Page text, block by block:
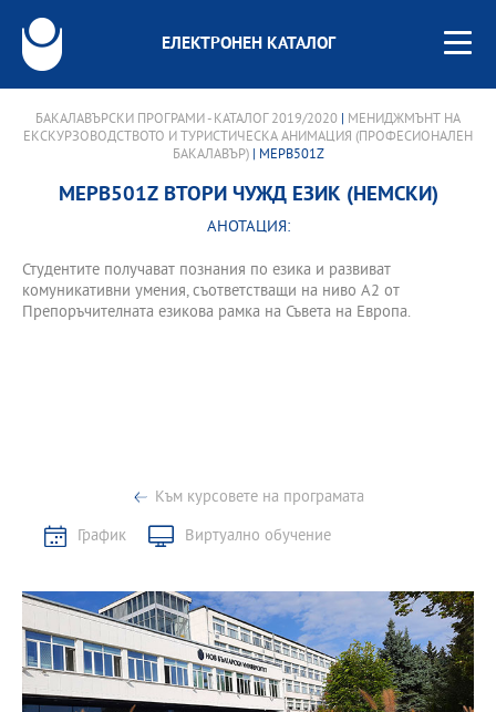
ЕЛЕКТРОНЕН КАТАЛОГ
БАКАЛАВЪРСКИ ПРОГРАМИ - КАТАЛОГ 2019/2020
МЕНИДЖМЪНТ НА
ЕКСКУРЗОВОДСТВОТО И ТУРИСТИЧЕСКА АНИМАЦИЯ (ПРОФЕСИОНАЛЕН
БАКАЛАВЪР)| MEPB501Z
MEPB501Z ВТОРИ ЧУЖД ЕЗИК (НЕМСКИ)
АНОТАЦИЯ:
Студентите получават познания по езика и развиват
комуникативни умения, съответстващи на ниво A2 от
Препоръчителната езикова рамка на Съвета на Европа.
Към курсовете на програмата
График
Виртуално обучение